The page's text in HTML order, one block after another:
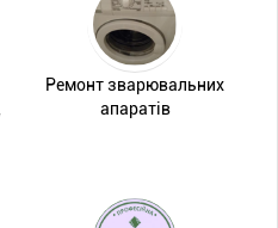
Ремонт зварювальних
апаратів